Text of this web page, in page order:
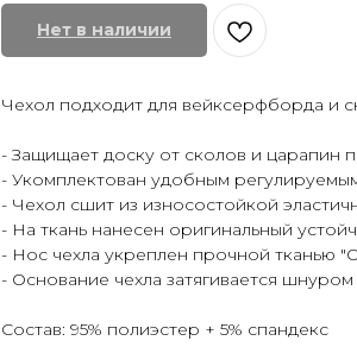
Нет в наличии
Чехол подходит для вейксерфборда и
- Защищает доску от сколов и царапин
- Укомплектован удобным
- Чехол сшит из износостойкой
- На ткань нанесен оригинальный
- Нос чехла укреплен прочной тканью
- Основание чехла затягивается
Cостав: 95% полиэстер + 5% спандекс